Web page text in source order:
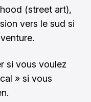
(street art),
vers le sud si
si vous voulez
» si vous